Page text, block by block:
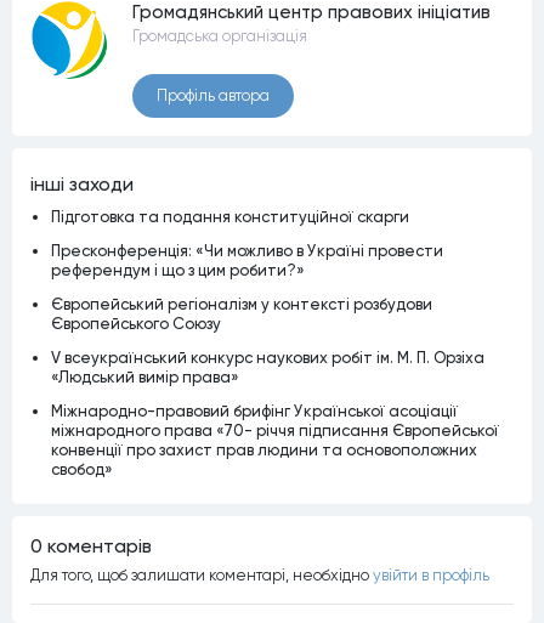
Громадянський центр правових ініціатив
Громадська організація
Профiль автора
iншi заходи
Підготовка та подання конституційної скарги
Пресконференція: «Чи можливо в Україні провести
референдум і що з цим робити?»
Європейський регіоналізм у контексті розбудови
Європейського Союзу
V всеукраїнський конкурс наукових робіт ім. М. П. Орзіха
«Людський вимір права»
Міжнародно-правовий брифінг Української асоціації
міжнародного права «70- річчя підписання Європейської
конвенції про захист прав людини та основоположних
свобод»
0 коментарiв
Для того, щоб залишати коментарi, необхiдно увiйти в профiль